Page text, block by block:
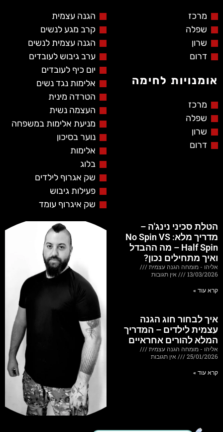
מרכז
שפלה
שרון
דרום
אומנויות לחימה
מרכז
שפלה
שרון
דרום
הגנה עצמית
קרב מגע לנשים
הגנה עצמית לנשים
ערב גיבוש לעובדים
יום כיף לעובדים
אלימות נגד נשים
הטרדה מינית
העצמה נשית
מניעת אלימות במשפחה
נוער בסיכון
אלימות
בלוג
שק אגרוף לילדים
פעילות גיבוש
שק איגרוף עומד
הטלת סכיני נינג'ה –
מדריך מלא: No Spin VS
Half Spin – מה ההבדל
ואיך מתחילים נכון?
אליהו - מומחה הגנה עצמית
13/03/2026
אין תגובות
קרא עוד »
איך לבחור חוג הגנה
עצמית לילדים – המדריך
המלא להורים אחראיים
אליהו - מומחה הגנה עצמית
25/01/2026
אין תגובות
קרא עוד »